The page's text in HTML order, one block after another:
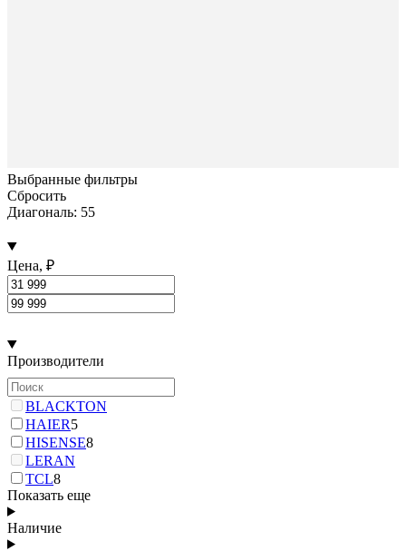
Выбранные фильтры
Сбросить
Диагональ: 55
Цена, ₽
Производители
BLACKTON
HAIER5
HISENSE8
LERAN
TCL8
Показать еще
Наличие